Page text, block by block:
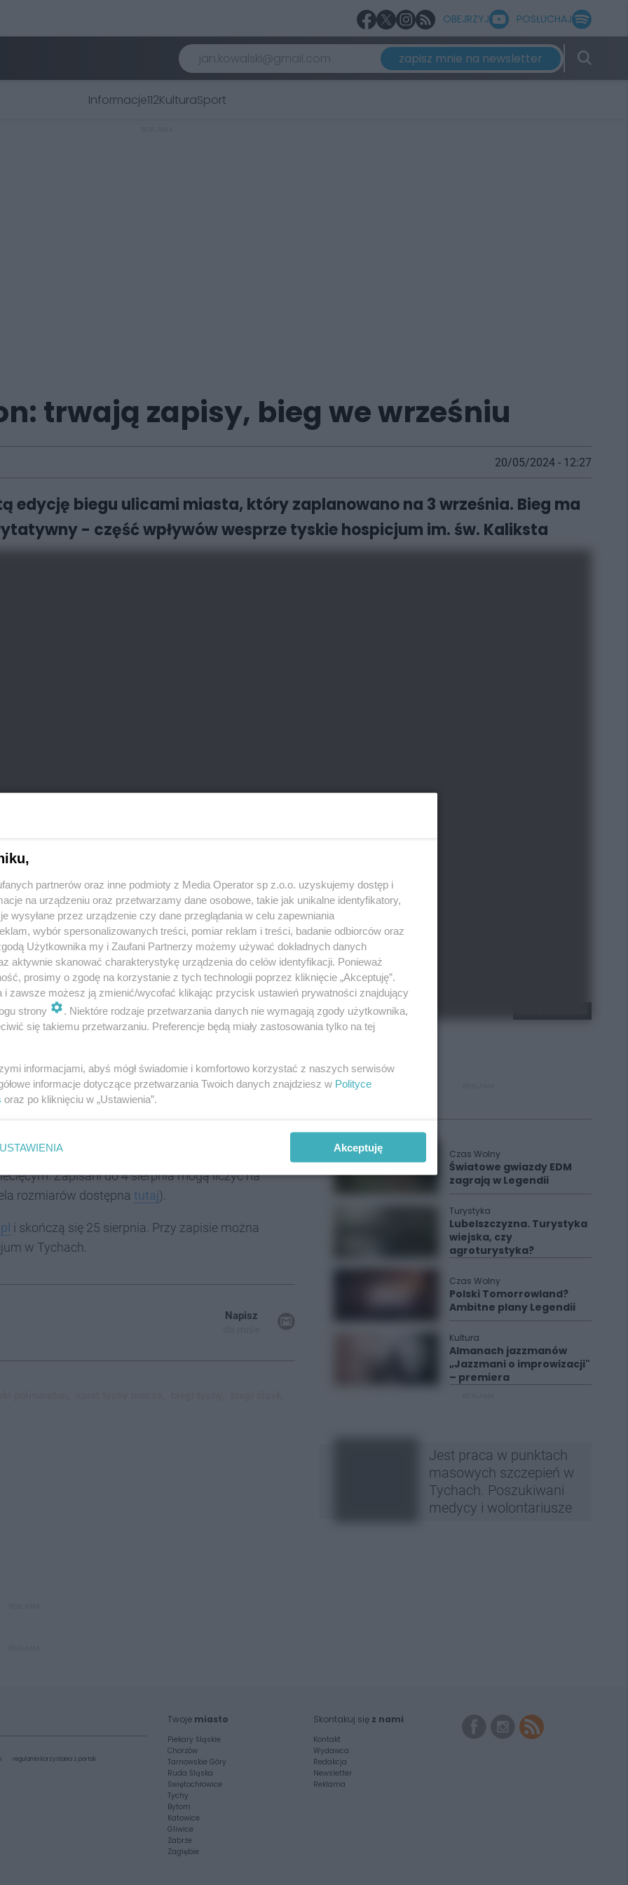
OBEJRZYJ POSŁUCHAJ
zapisz mnie na newsletter
Informacje112KulturaSport
trwają zapisy, bieg we wrześniu
20/05/2024 - 12:27
edycję biegu ulicami miasta, który zaplanowano na 3 września. Bieg ma
- część wpływów wesprze tyskie hospicjum im. św. Kaliksta
i przez większą część tyskiego
przy Edukacji. Obok biegaczy pojawi się
całość uzupełnią atrakcje towarzyszące.
dla drużyn, dwuosobowych sztafet, dzieci
Zapisani do 4 sierpnia mogą liczyć na
rozmiarów dostępna tutaj).
i skończą się 25 sierpnia. Przy zapisie można
w Tychach.
Napisz
Czas Wolny
Światowe gwiazdy EDM
zagrają w Legendii
Turystyka
Lubelszczyzna. Turystyka
wiejska, czy
agroturystyka?
Czas Wolny
Polski Tomorrowland?
Ambitne plany Legendii
Kultura
Almanach jazzmanów
„Jazzmani o improwizacji"
– premiera
Jest praca w punktach
masowych szczepień w
Tychach. Poszukiwani
medycy i wolontariusze
regulamin korzystania z portali
Twoje miasto
Piekary Śląskie
Chorzów
Tarnowskie Góry
Ruda Śląska
Świętochłowice
Tychy
Bytom
Katowice
Gliwice
Zabrze
Zagłębie
Skontakuj się z nami
Kontakt
Wydawca
Redakcja
Newsletter
Reklama
partnerów oraz inne podmioty z Media Operator sp z.o.o. uzyskujemy dostęp i
na urządzeniu oraz przetwarzamy dane osobowe, takie jak unikalne identyfikatory,
wysyłane przez urządzenie czy dane przeglądania w celu zapewniania
wybór spersonalizowanych treści, pomiar reklam i treści, badanie odbiorców oraz
Użytkownika my i Zaufani Partnerzy możemy używać dokładnych danych
aktywnie skanować charakterystykę urządzenia do celów identyfikacji. Ponieważ
prosimy o zgodę na korzystanie z tych technologii poprzez kliknięcie „Akceptuję”.
i zawsze możesz ją zmienić/wycofać klikając przycisk ustawień prywatności znajdujący
strony
. Niektóre rodzaje przetwarzania danych nie wymagają zgody użytkownika,
się takiemu przetwarzaniu. Preferencje będą miały zastosowania tylko na tej
informacjami, abyś mógł świadomie i komfortowo korzystać z naszych serwisów
informacje dotyczące przetwarzania Twoich danych znajdziesz w Polityce
oraz po kliknięciu w „Ustawienia”.
USTAWIENIA Akceptuję